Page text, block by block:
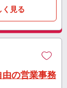
く見る
由の営業事務